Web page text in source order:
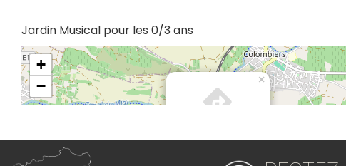
Jardin Musical pour les 0/3 ans
JARDIN MUSICAL
×
+
−